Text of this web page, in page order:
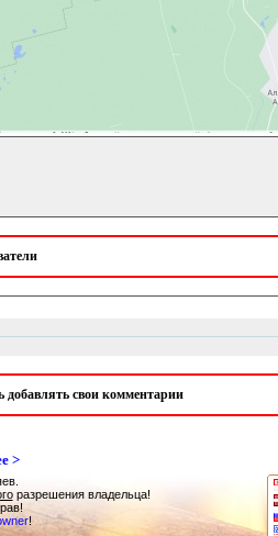
добавлять свои комментарии
>
разрешения владельца!
!